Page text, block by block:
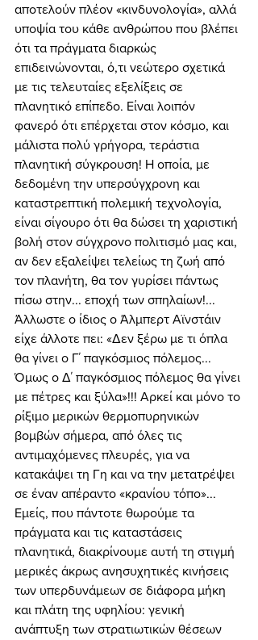
αποτελούν πλέον «κινδυνολογία», αλλά
υποψία του κάθε ανθρώπου που βλέπει
ότι τα πράγματα διαρκώς
επιδεινώνονται, ό,τι νεώτερο σχετικά
με τις τελευταίες εξελίξεις σε
πλανητικό επίπεδο. Είναι λοιπόν
φανερό ότι επέρχεται στον κόσμο, και
μάλιστα πολύ γρήγορα, τεράστια
πλανητική σύγκρουση! Η οποία, με
δεδομένη την υπερσύγχρονη και
καταστρεπτική πολεμική τεχνολογία,
είναι σίγουρο ότι θα δώσει τη χαριστική
βολή στον σύγχρονο πολιτισμό μας και,
αν δεν εξαλείψει τελείως τη ζωή από
τον πλανήτη, θα τον γυρίσει πάντως
πίσω στην... εποχή των σπηλαίων!...
Άλλωστε ο ίδιος ο Άλμπερτ Αϊνστάιν
είχε άλλοτε πει: «Δεν ξέρω με τι όπλα
θα γίνει ο Γ΄ παγκόσμιος πόλεμος...
Όμως ο Δ΄ παγκόσμιος πόλεμος θα γίνει
με πέτρες και ξύλα»!!! Αρκεί και μόνο το
ρίξιμο μερικών θερμοπυρηνικών
βομβών σήμερα, από όλες τις
αντιμαχόμενες πλευρές, για να
κατακάψει τη Γη και να την μετατρέψει
σε έναν απέραντο «κρανίου τόπο»...
Εμείς, που πάντοτε θωρούμε τα
πράγματα και τις καταστάσεις
πλανητικά, διακρίνουμε αυτή τη στιγμή
μερικές άκρως ανησυχητικές κινήσεις
των υπερδυνάμεων σε διάφορα μήκη
και πλάτη της υφηλίου: γενική
ανάπτυξη των στρατιωτικών θέσεων